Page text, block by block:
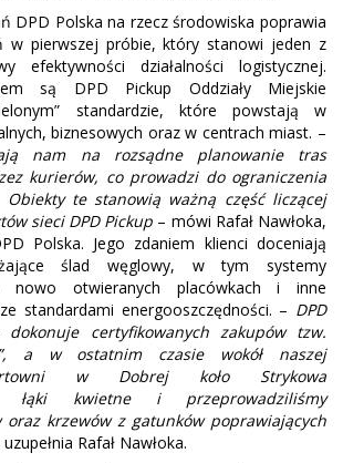
DPD Polska na rzecz środowiska poprawia
w pierwszej próbie, który stanowi jeden z
efektywności działalności logistycznej.
są DPD Pickup Oddziały Miejskie
standardzie, które powstają w
biznesowych oraz w centrach miast. –
nam na rozsądne planowanie tras
kurierów, co prowadzi do ograniczenia
Obiekty te stanowią ważną część liczącej
sieci DPD Pickup – mówi Rafał Nawłoka,
Polska. Jego zdaniem klienci doceniają
ślad węglowy, w tym systemy
nowo otwieranych placówkach i inne
standardami energooszczędności. – DPD
dokonuje certyfikowanych zakupów tzw.
a w ostatnim czasie wokół naszej
w Dobrej koło Strykowa
łąki kwietne i przeprowadziliśmy
oraz krzewów z gatunków poprawiających
uzupełnia Rafał Nawłoka.